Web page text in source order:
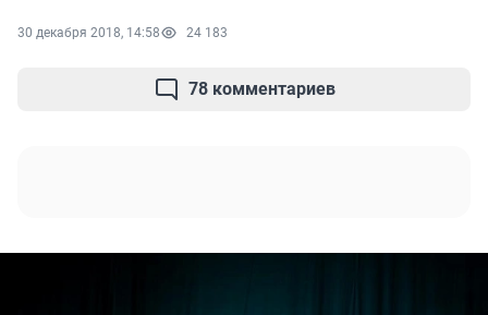
30 декабря 2018, 14:58 24 183
78 комментариев